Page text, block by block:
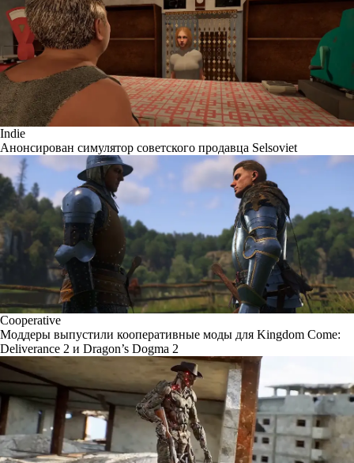
Indie
Анонсирован симулятор советского продавца Selsoviet
Cooperative
Моддеры выпустили кооперативные моды для Kingdom Come:
Deliverance 2 и Dragon’s Dogma 2